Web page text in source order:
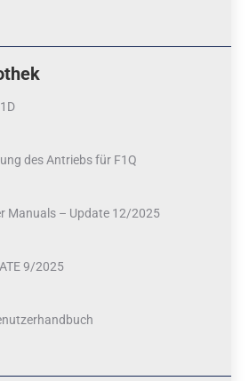
des Antriebs für F1Q
Manuals – Update 12/2025
9/2025